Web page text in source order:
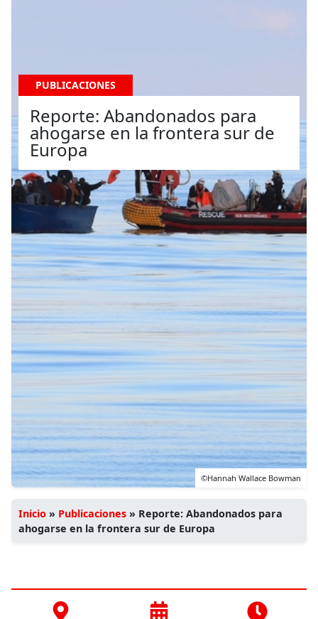
PUBLICACIONES
Reporte: Abandonados para
ahogarse en la frontera sur de
Europa
©Hannah Wallace Bowman
Inicio » Publicaciones » Reporte: Abandonados para
ahogarse en la frontera sur de Europa